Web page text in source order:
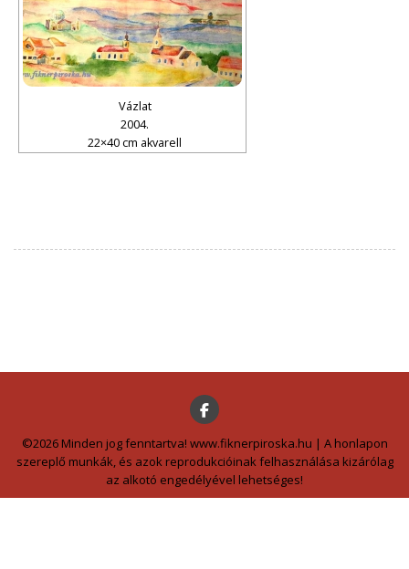
Vázlat
2004.
22×40 cm akvarell
©2026 Minden jog fenntartva! www.fiknerpiroska.hu | A honlapon
szereplő munkák, és azok reprodukcióinak felhasználása kizárólag
az alkotó engedélyével lehetséges!